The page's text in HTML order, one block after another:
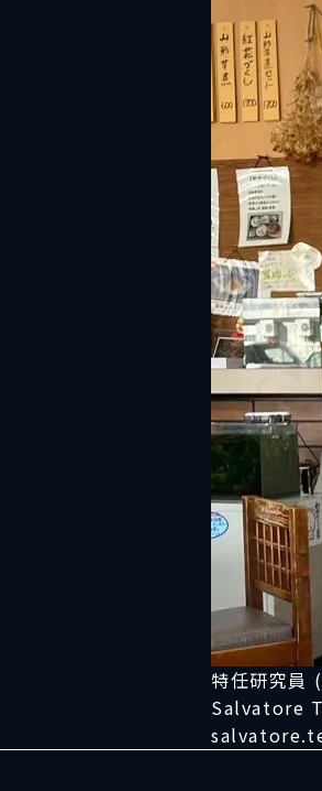
特任研究員
Salvatore